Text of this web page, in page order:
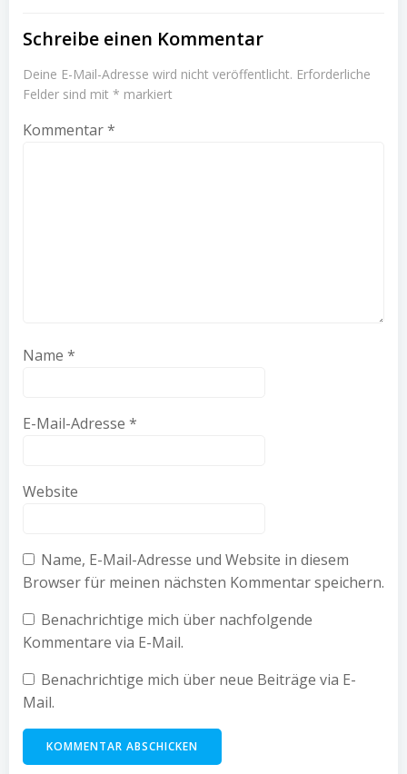
Schreibe einen Kommentar
Deine E-Mail-Adresse wird nicht veröffentlicht. Erforderliche
Felder sind mit * markiert
Kommentar*
Name *
E-Mail-Adresse *
Website
Name, E-Mail-Adresse und Website in diesem
Browser für meinen nächsten Kommentar speichern.
Benachrichtige mich über nachfolgende
Kommentare via E-Mail.
Benachrichtige mich über neue Beiträge via E-
Mail.